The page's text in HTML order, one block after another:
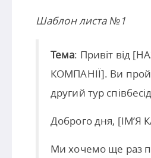
Шаблон листа №1
Тема: Привіт від
КОМПАНІЇ]. Ви
другий тур
Доброго дня, [ІМ’Я
Ми хочемо ще раз